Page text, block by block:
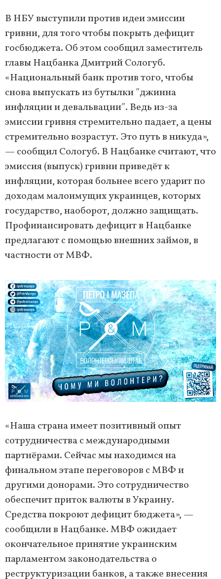
В НБУ выступили против идеи эмиссии
гривни, для того чтобы покрыть дефицит
госбюджета. Об этом сообщил заместитель
главы Нацбанка Дмитрий Сологуб.
«Национальный банк против того, чтобы
снова выпускать из бутылки ʺджинна
инфляции и девальвацииʺ. Ведь из-за
эмиссии гривня стремительно падает, а цены
стремительно возрастут. Это путь в никуда»,
— сообщил Сологуб. В Нацбанке считают, что
эмиссия (выпуск) гривни приведёт к
инфляции, которая больнее всего ударит по
доходам малоимущих украинцев, которых
государство, наоборот, должно защищать.
Профинансировать дефицит в Нацбанке
предлагают с помощью внешних займов, в
частности от МВФ.
«Наша страна имеет позитивный опыт
сотрудничества с международными
партнёрами. Сейчас мы находимся на
финальном этапе переговоров с МВФ и
другими донорами. Это сотрудничество
обеспечит приток валюты в Украину.
Средства покроют дефицит бюджета», —
сообщили в Нацбанке. МВФ ожидает
окончательное принятие украинским
парламентом законодательства о
реструктуризации банков, а также внесения